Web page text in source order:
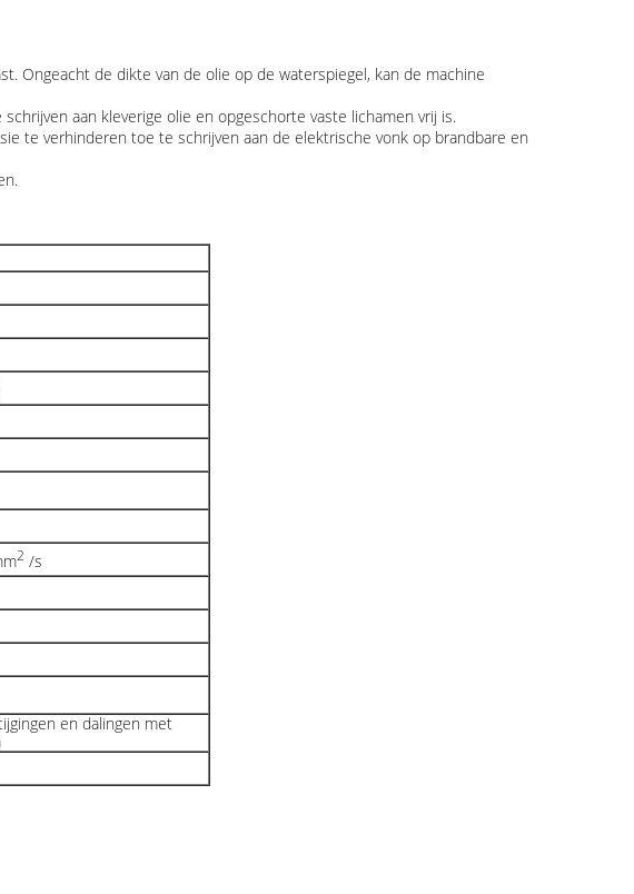
Ongeacht de dikte van de olie op de waterspiegel, kan de machine
aan kleverige olie en opgeschorte vaste lichamen vrij is.
te verhinderen toe te schrijven aan de elektrische vonk op brandbare en
2 /s
en dalingen met